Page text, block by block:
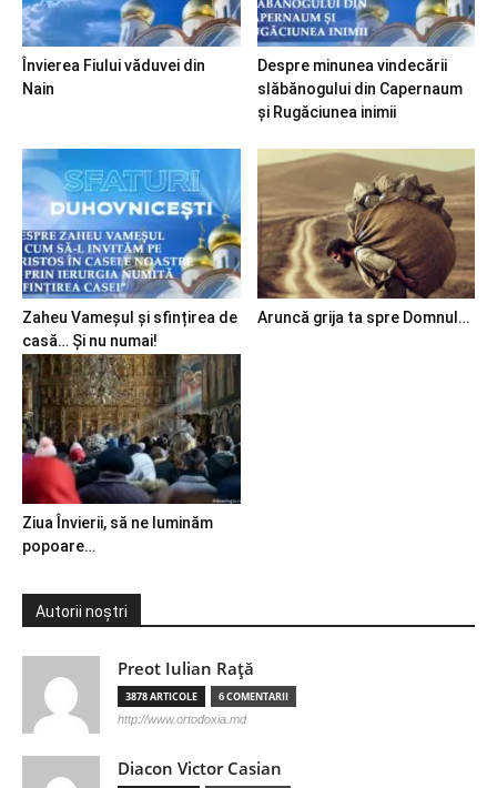
Învierea Fiului văduvei din
Nain
Despre minunea vindecării
slăbănogului din Capernaum
și Rugăciunea inimii
Zaheu Vameșul și sfințirea de
casă… Și nu numai!
Aruncă grija ta spre Domnul…
Ziua Învierii, să ne luminăm
popoare…
Autorii noștri
Preot Iulian Raţă
3878 ARTICOLE 6 COMENTARII
http://www.ortodoxia.md
Diacon Victor Casian